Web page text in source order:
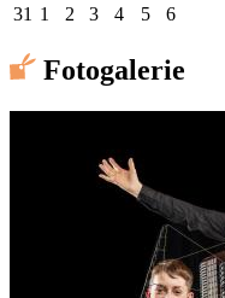
31 1 2 3 4 5 6
Fotogalerie